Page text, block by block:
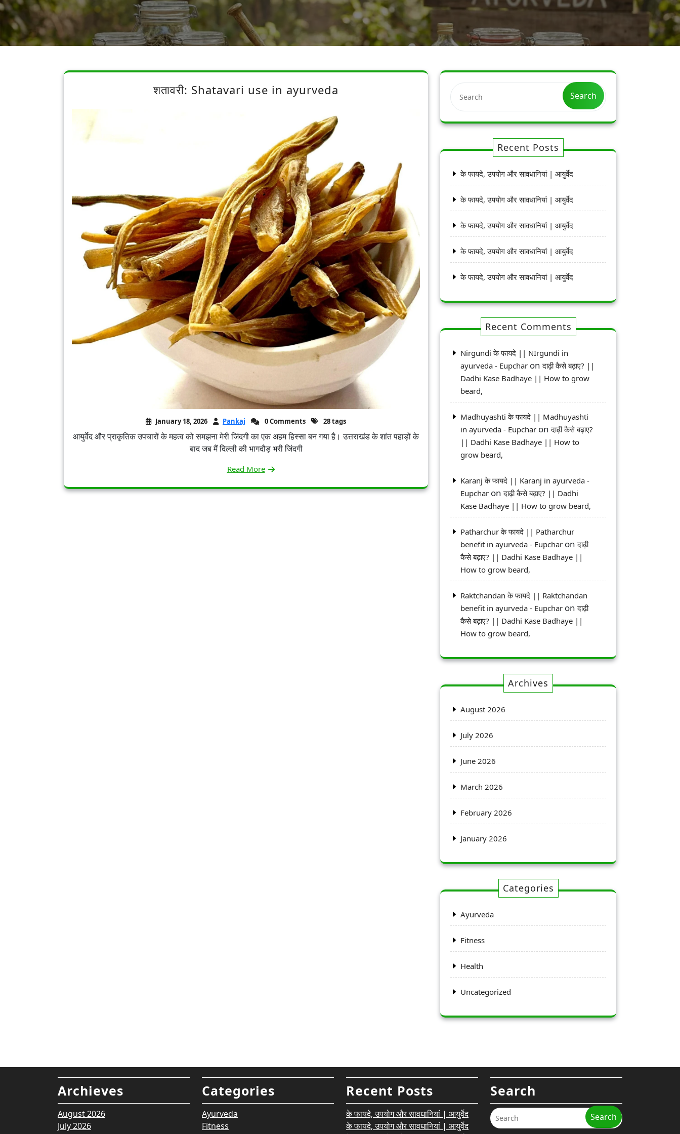
शतावरी: Shatavari use in ayurveda
January 18, 2026 Pankaj 0 Comments 28 tags
आयुर्वेद और प्राकृतिक उपचारों के महत्व को समझना मेरी जिंदगी का एक अहम हिस्सा बन गया है। उत्तराखंड के शांत पहाड़ों के
बाद जब मैं दिल्ली की भागदौड़ भरी जिंदगी
Read More
Search
Recent Posts
के फायदे, उपयोग और सावधानियां | आयुर्वेद
के फायदे, उपयोग और सावधानियां | आयुर्वेद
के फायदे, उपयोग और सावधानियां | आयुर्वेद
के फायदे, उपयोग और सावधानियां | आयुर्वेद
के फायदे, उपयोग और सावधानियां | आयुर्वेद
Recent Comments
Nirgundi के फायदे || NIrgundi in
ayurveda - Eupchar onदाढ़ी कैसे बढ़ाए? ||
Dadhi Kase Badhaye || How to grow
beard,
Madhuyashti के फायदे || Madhuyashti
in ayurveda - Eupchar onदाढ़ी कैसे बढ़ाए?
|| Dadhi Kase Badhaye || How to
grow beard,
Karanj के फायदे || Karanj in ayurveda -
Eupchar onदाढ़ी कैसे बढ़ाए? || Dadhi
Kase Badhaye || How to grow beard,
Patharchur के फायदे || Patharchur
benefit in ayurveda - Eupchar onदाढ़ी
कैसे बढ़ाए? || Dadhi Kase Badhaye ||
How to grow beard,
Raktchandan के फायदे || Raktchandan
benefit in ayurveda - Eupchar onदाढ़ी
कैसे बढ़ाए? || Dadhi Kase Badhaye ||
How to grow beard,
Archives
August 2026
July 2026
June 2026
March 2026
February 2026
January 2026
Categories
Ayurveda
Fitness
Health
Uncategorized
Archieves
August 2026
July 2026
Categories
Ayurveda
Fitness
Recent Posts
के फायदे, उपयोग और सावधानियां | आयुर्वेद
के फायदे, उपयोग और सावधानियां | आयुर्वेद
Search
Search